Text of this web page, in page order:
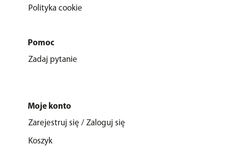
Polityka cookie
Pomoc
Zadaj pytanie
Moje konto
Zarejestruj się / Zaloguj się
Koszyk